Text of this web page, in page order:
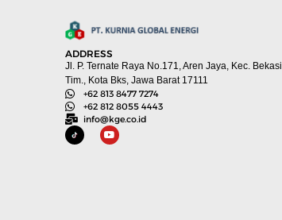
ADDRESS
Jl. P. Ternate Raya No.171, Aren Jaya, Kec. Bekasi
Tim., Kota Bks, Jawa Barat 17111
+62 813 8477 7274
+62 812 8055 4443
info@kge.co.id